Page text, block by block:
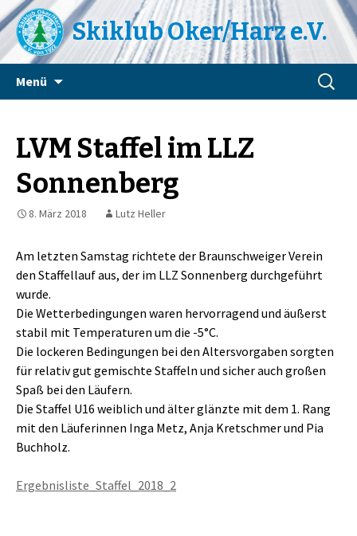
Skiklub Oker/Harz e.V.
Menü
Suchen
nach:
LVM Staffel im LLZ
Sonnenberg
8. März 2018 Lutz Heller
Am letzten Samstag richtete der Braunschweiger Verein
den Staffellauf aus, der im LLZ Sonnenberg durchgeführt
wurde.
Die Wetterbedingungen waren hervorragend und äußerst
stabil mit Temperaturen um die -5°C.
Die lockeren Bedingungen bei den Altersvorgaben sorgten
für relativ gut gemischte Staffeln und sicher auch großen
Spaß bei den Läufern.
Die Staffel U16 weiblich und älter glänzte mit dem 1. Rang
mit den Läuferinnen Inga Metz, Anja Kretschmer und Pia
Buchholz.
Ergebnisliste_Staffel_2018_2